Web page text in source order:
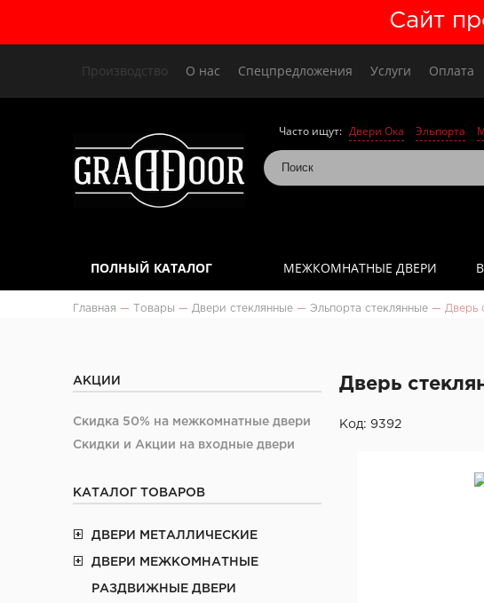
Сайт
Производство О нас Спецпредложения Услуги Оплата
Часто ищут: Двери Ока Эльпорта
ПОЛНЫЙ КАТАЛОГ МЕЖКОМНАТНЫЕ ДВЕРИ
Главная — Товары — Двери стеклянные — Эльпорта стеклянные — Дверь
АКЦИИ
Скидка 50% на межкомнатные двери
Скидки и Акции на входные двери
КАТАЛОГ ТОВАРОВ
ДВЕРИ МЕТАЛЛИЧЕСКИЕ
ДВЕРИ МЕЖКОМНАТНЫЕ
РАЗДВИЖНЫЕ ДВЕРИ
Дверь
Код: 9392